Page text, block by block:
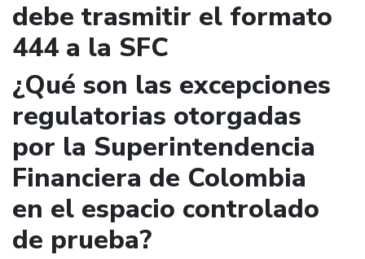
debe trasmitir el formato
444 a la SFC
¿Qué son las excepciones
regulatorias otorgadas
por la Superintendencia
Financiera de Colombia
en el espacio controlado
de prueba?